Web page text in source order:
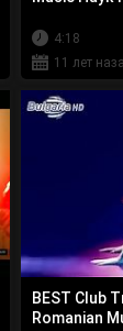
4:18
11 лет
BEST Club
Romanian